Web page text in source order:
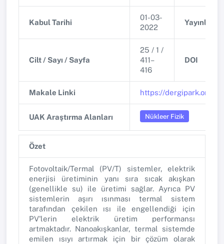
Kabul Tarihi
01-03-
2022
Cilt / Sayı / Sayfa
25 / 1 /
411–
416
DOI
Makale Linki https://
UAK Araştırma Alanları Nükleer Fizik
Özet
Fotovoltaik/Termal (PV/T) sistemler, elektrik
enerjisi üretiminin yanı sıra sıcak akışkan
(genellikle su) ile üretimi sağlar. Ayrıca PV
sistemlerin aşırı ısınması termal sistem
tarafından çekilen ısı ile engellendiği için
PV'lerin elektrik üretim performansı
artmaktadır. Nanoakışkanlar, termal sistemde
emilen ısıyı artırmak için bir çözüm olarak